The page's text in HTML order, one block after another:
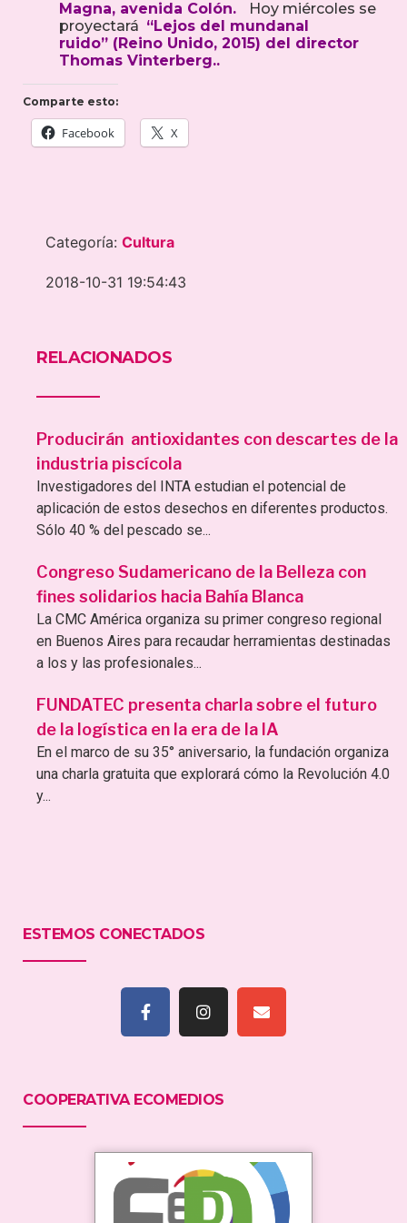
Magna, avenida Colón.
Hoy miércoles se
proyectará “Lejos del mundanal
ruido” (Reino Unido, 2015) del director
Thomas Vinterberg..
Comparte esto:
Facebook X
Categoría: Cultura
2018-10-31 19:54:43
RELACIONADOS
Producirán antioxidantes con descartes de la
industria piscícola
Investigadores del INTA estudian el potencial de
aplicación de estos desechos en diferentes productos.
Sólo 40 % del pescado se...
Congreso Sudamericano de la Belleza con
fines solidarios hacia Bahía Blanca
La CMC América organiza su primer congreso regional
en Buenos Aires para recaudar herramientas destinadas
a los y las profesionales...
FUNDATEC presenta charla sobre el futuro
de la logística en la era de la IA
En el marco de su 35° aniversario, la fundación organiza
una charla gratuita que explorará cómo la Revolución 4.0
y...
ESTEMOS CONECTADOS
COOPERATIVA ECOMEDIOS